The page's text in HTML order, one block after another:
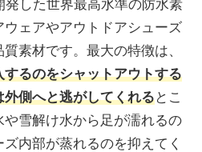
発した世界最高水準の防水素
ェアやアウトドアシューズ
素材です。最大の特徴は、
るのをシャットアウトする
側へと逃がしてくれるとこ
雪解け水から足が濡れるの
内部が蒸れるのを抑えてく